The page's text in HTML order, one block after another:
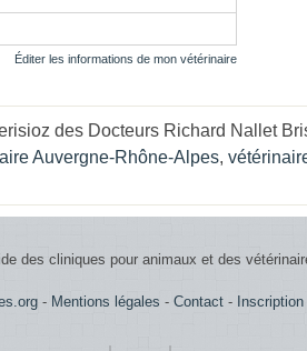
Éditer les informations de mon vétérinaire
des Docteurs Richard Nallet
Auvergne-Rhône-Alpes,
des cliniques pour animaux et des
- Mentions légales - Contact -